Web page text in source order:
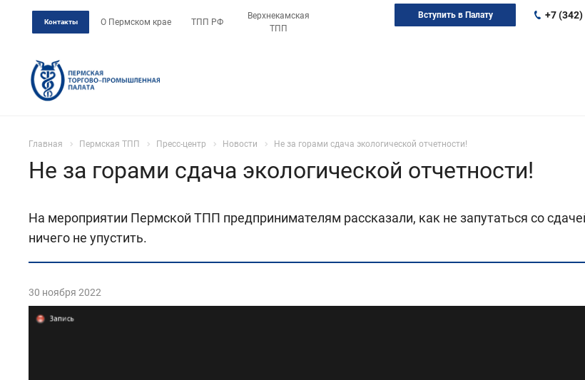
Контакты О Пермском крае ТПП РФ
Верхнекамская
ТПП
+7
Вступить в Палату
Главная Пермская ТПП Пресс-центр Новости Не за горами сдача экологической отчетности!
Не за горами сдача экологической отчетности!
На мероприятии Пермской ТПП предпринимателям рассказали, как не запутаться со
ничего не упустить.
30 ноября 2022